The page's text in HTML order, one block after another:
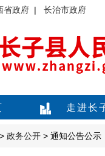
省政府 | 长治市政府
走进长
> 政务公开 > 通知公告公示